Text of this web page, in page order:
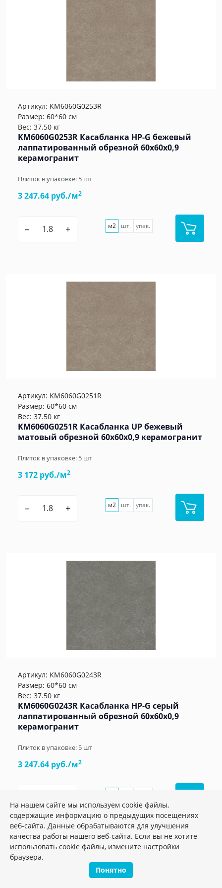
Артикул: KM6060G0253R
Размер: 60*60 см
Вес: 37.50 кг
KM6060G0253R Касабланка HP-G бежевый
лаппатированный обрезной 60x60x0,9
керамогранит
Плиток в упаковке: 5 шт
3 247.64 руб./м2
– + м2 шт. упак.
Артикул: KM6060G0251R
Размер: 60*60 см
Вес: 37.50 кг
KM6060G0251R Касабланка UP бежевый
матовый обрезной 60x60x0,9 керамогранит
Плиток в упаковке: 5 шт
3 172 руб./м2
– + м2 шт. упак.
Артикул: KM6060G0243R
Размер: 60*60 см
Вес: 37.50 кг
KM6060G0243R Касабланка HP-G серый
лаппатированный обрезной 60x60x0,9
керамогранит
Плиток в упаковке: 5 шт
3 247.64 руб./м2
На нашем сайте мы используем cookie файлы,
содержащие информацию о предыдущих посещениях
веб-сайта. Данные обрабатываются для улучшения
качества работы нашего веб-сайта. Если вы не хотите
использовать cookie файлы, измените настройки
браузера.
Понятно